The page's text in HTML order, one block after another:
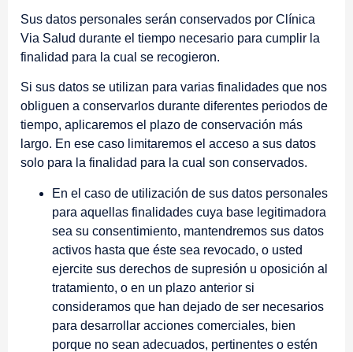
Sus datos personales serán conservados por Clínica
Via Salud durante el tiempo necesario para cumplir la
finalidad para la cual se recogieron.
Si sus datos se utilizan para varias finalidades que nos
obliguen a conservarlos durante diferentes periodos de
tiempo, aplicaremos el plazo de conservación más
largo. En ese caso limitaremos el acceso a sus datos
solo para la finalidad para la cual son conservados.
En el caso de utilización de sus datos personales
para aquellas finalidades cuya base legitimadora
sea su consentimiento, mantendremos sus datos
activos hasta que éste sea revocado, o usted
ejercite sus derechos de supresión u oposición al
tratamiento, o en un plazo anterior si
consideramos que han dejado de ser necesarios
para desarrollar acciones comerciales, bien
porque no sean adecuados, pertinentes o estén